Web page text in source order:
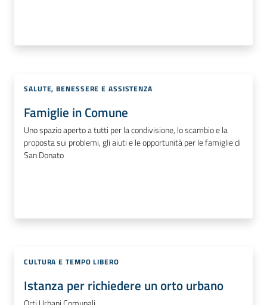
SALUTE, BENESSERE E ASSISTENZA
Famiglie in Comune
Uno spazio aperto a tutti per la condivisione, lo scambio e la
proposta sui problemi, gli aiuti e le opportunità per le famiglie di
San Donato
CULTURA E TEMPO LIBERO
Istanza per richiedere un orto urbano